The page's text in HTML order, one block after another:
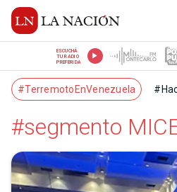
ESCUCHÁ
TU RADIO
PREFERIDA
#TerremotoEnVenezuela
#segmento